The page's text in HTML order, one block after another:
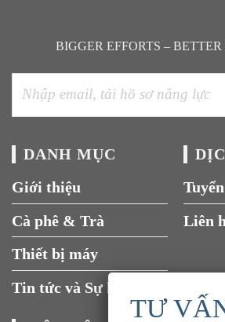
BIGGER EFFORTS –
DANH MỤC
Giới thiệu
Cà phê & Trà
Thiết bị máy
Tin tức và Sự kiện
Liên
Đăng ký ngay với
tư vấn MIỄN PHÍ
bị máy và các
tạo, …